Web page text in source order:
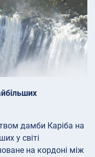
дамби Каріба на
у світі
на кордоні між